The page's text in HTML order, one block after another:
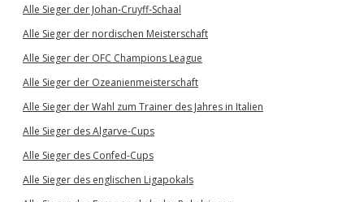
Alle Sieger der Johan-Cruyff-Schaal
Alle Sieger der nordischen Meisterschaft
Alle Sieger der OFC Champions League
Alle Sieger der Ozeanienmeisterschaft
Alle Sieger der Wahl zum Trainer des Jahres in Italien
Alle Sieger des Algarve-Cups
Alle Sieger des Confed-Cups
Alle Sieger des englischen Ligapokals